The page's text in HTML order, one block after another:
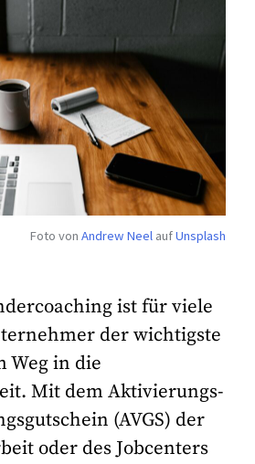
Foto von Andrew NeelaufUnsplash
ist für viele
der wichtigste
Weg in die
Mit dem Aktivierungs-
(AVGS) der
oder des Jobcenters